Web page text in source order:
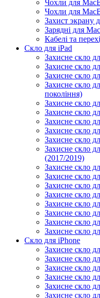
Чохли для
Чохли для
Захист экрану
Зарядні для
Кабелі та
Скло для iPad
Захисне скло
Захисне скло
Захисне скло
Захисне скло
покоління)
Захисне скло
Захисне скло
Захисне скло
Захисне скло
Захисне скло
Захисне скло
(2017/2019)
Захисне скло
Захисне скло
Захисне скло
Захисне скло
Захисне скло
Захисне скло
Захисне скло
Захисне скло
Скло для iPhone
Захисне скло
Захисне скло
Захисне скло
Захисне скло
Захисне скло
Захисне скло